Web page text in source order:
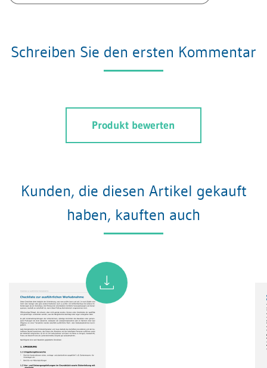
Schreiben Sie den ersten Kommentar
Produkt bewerten
Kunden, die diesen Artikel gekauft
haben, kauften auch